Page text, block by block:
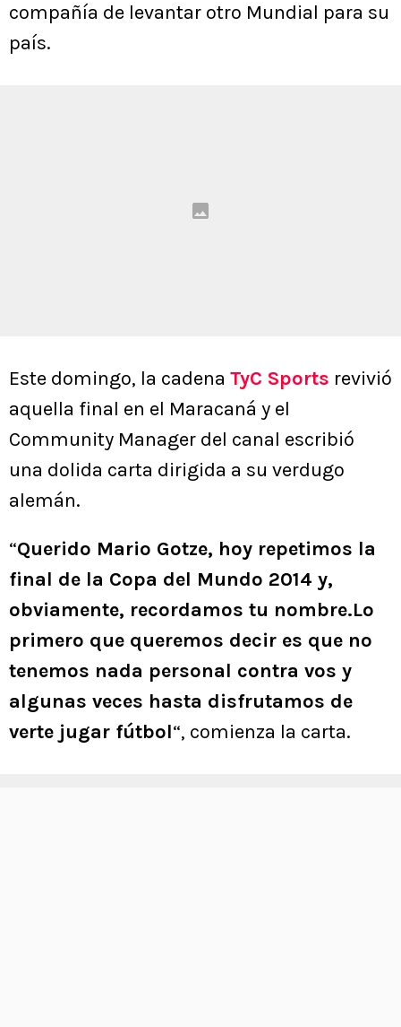
compañía de levantar otro Mundial para su
país.
Este domingo, la cadena TyC Sports revivió
aquella final en el Maracaná y el
Community Manager del canal escribió
una dolida carta dirigida a su verdugo
alemán.
“Querido Mario Gotze, hoy repetimos la
final de la Copa del Mundo 2014 y,
obviamente, recordamos tu nombre.Lo
primero que queremos decir es que no
tenemos nada personal contra vos y
algunas veces hasta disfrutamos de
verte jugar fútbol“, comienza la carta.